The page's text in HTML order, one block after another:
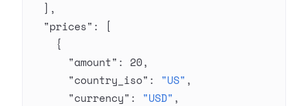
  ],
  "prices"
: [
    {
      "amount"
: 20,
      "country_iso"
: "US" ,
      "currency"
: "USD" ,